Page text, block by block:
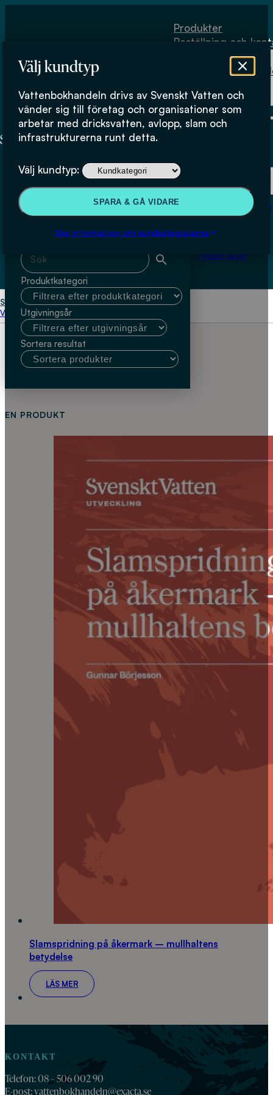
Välj kundtyp
Vattenbokhandeln drivs av Svenskt Vatten och
vänder sig till företag och organisationer som
arbetar med dricksvatten, avlopp, slam och
infrastrukturerna runt detta.
Välj kundtyp:
SPARA & GÅ VIDARE
Mer information om kundkategorierna
Produkter
Beställning och
Fysiskt lager
Beställning och kontakt
Om
Köpvillkor
Fysiskt lager
Start jordbruk
Välj kundtyp
jordbruk
Sök & filtrera
Sök med fritext
Produktkategori
Utgivningsår
Sortera resultat
EN PRODUKT
Slamspridning på åkermark – mullhaltens
betydelse
LÄS MER
KONTAKT
Telefon: 08 – 506 002 90
E-post:vattenbokhandeln@exacta.se